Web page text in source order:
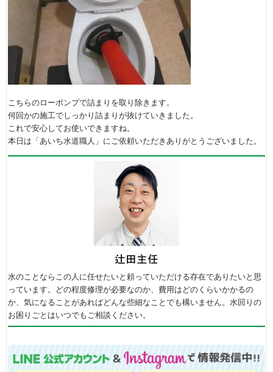
こちらのローポンプで詰まりを取り除きます。
何回かの施工でしっかり詰まりが抜けていきました。
これで安心してお使いできますね。
本日は「あいち水道職人」にご依頼いただきありがとうございました。
水のことならこの人に任せたいと頼っていただける存在でありたいと思
っています。どの程度修理が必要なのか、費用はどのくらいかかるの
か、気になることがあればどんな些細なことでも構いません。水回りの
お困りごとはいつでもご相談ください。